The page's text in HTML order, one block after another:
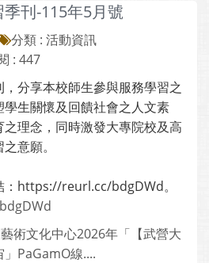
刊-115年5月號
分類 : 活動資訊
: 447
分享本校師生參與服務學習之
生關懷及回饋社會之人文素
理念，同時激發大專院校及高
意願。
：https://reurl.cc/bdgDWd。
術文化中心2026年「【武營大
PaGamO線....